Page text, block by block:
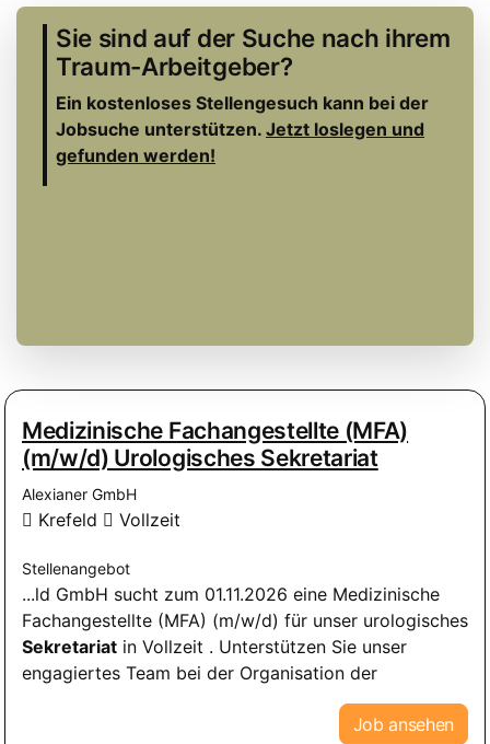
Sie sind auf der Suche nach ihrem
Traum-Arbeitgeber?
Ein kostenloses Stellengesuch kann bei der
Jobsuche unterstützen. Jetzt loslegen und
gefunden werden!
Medizinische Fachangestellte (MFA)
(m/w/d) Urologisches Sekretariat
Alexianer GmbH
Krefeld Vollzeit
Stellenangebot
...ld GmbH sucht zum 01.11.2026 eine Medizinische
Fachangestellte (MFA) (m/w/d) für unser urologisches
Sekretariat in Vollzeit . Unterstützen Sie unser
engagiertes Team bei der Organisation der
Job ansehen